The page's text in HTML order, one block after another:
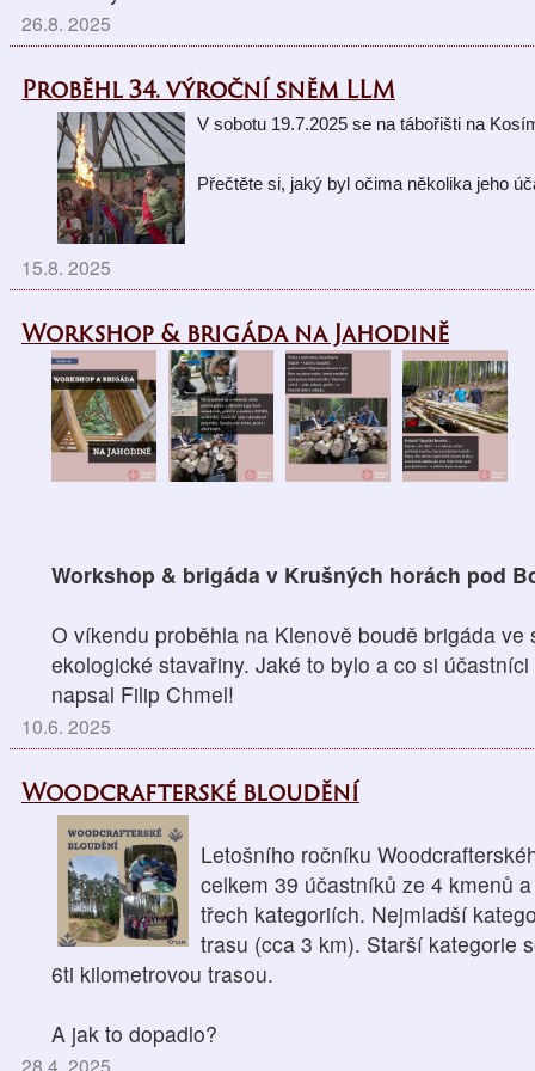
26.8. 2025
Proběhl 34. výroční sněm LLM
V sobotu 19.7.2025 se na tábořišti na
Přečtěte si, jaký byl očima několika jeho
15.8. 2025
Workshop & brigáda na Jahodině
Workshop & brigáda v Krušných horách pod
O víkendu proběhla na Klenově boudě brigáda ve
ekologické stavařiny. Jaké to bylo a co si
napsal Filip Chmel!
10.6. 2025
Woodcrafterské bloudění
Letošního ročníku
celkem 39 účastníků ze 4 kmenů
třech kategoriích. Nejmladší
trasu (cca 3 km). Starší kategorie
6ti kilometrovou trasou.
A jak to dopadlo?
28.4. 2025